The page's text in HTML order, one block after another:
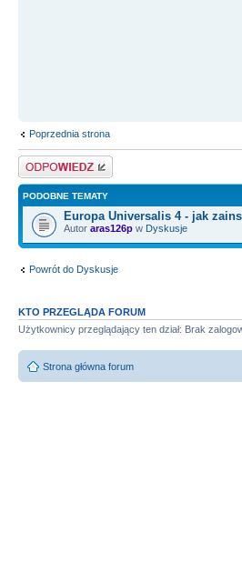
Poprzednia strona
Odpowiedz
PODOBNE TEMATY
Europa Universalis 4 - jak
Autor aras126p w Dyskusje
Powrót do Dyskusje
KTO PRZEGLĄDA FORUM
Użytkownicy przeglądający ten dział: Brak
Strona główna forum